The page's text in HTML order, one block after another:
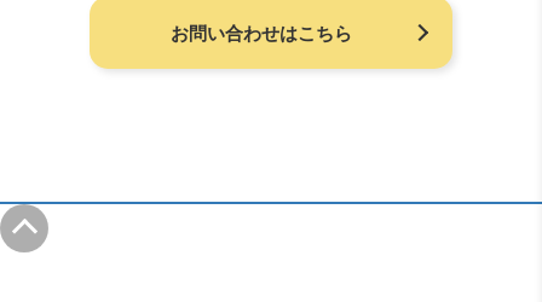
お問い合わせはこちら